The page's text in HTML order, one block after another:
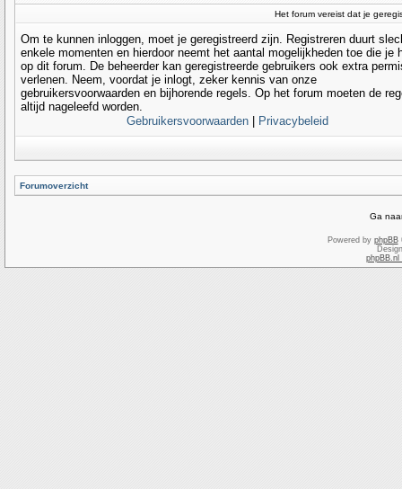
Het forum vereist dat je
Om te kunnen inloggen, moet je geregistreerd zijn. Registreren duurt
enkele momenten en hierdoor neemt het aantal mogelijkheden toe die je
op dit forum. De beheerder kan geregistreerde gebruikers ook extra
verlenen. Neem, voordat je inlogt, zeker kennis van onze
gebruikersvoorwaarden en bijhorende regels. Op het forum moeten de
altijd nageleefd worden.
Gebruikersvoorwaarden
Privacybeleid
Forumoverzicht
Ga
Powered by phpBB
phpBB.nl